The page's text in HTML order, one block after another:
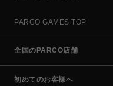
PARCO GAMES TOP
全国のPARCO店舗
初めてのお客様へ